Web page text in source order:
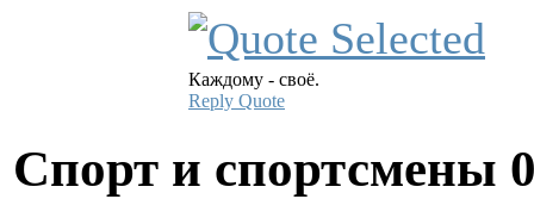
Каждому - своё.
Reply Quote
Спорт и спортсмены